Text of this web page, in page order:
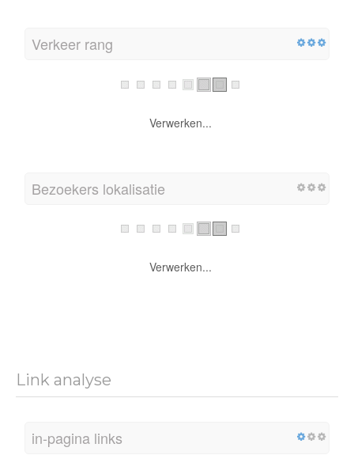
Verkeer rang
Verwerken...
Bezoekers lokalisatie
Verwerken...
Link analyse
in-pagina links